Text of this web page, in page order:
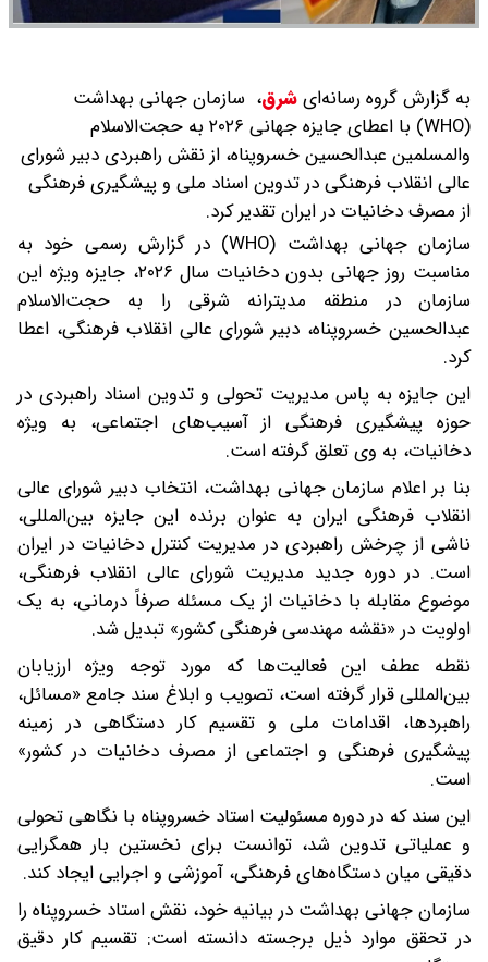
به گزارش گروه رسانه‌ایشرق، سازمان جهانی بهداشت
(WHO) با اعطای جایزه جهانی ۲۰۲۶ به حجت‌الاسلام
والمسلمین عبدالحسین خسروپناه، از نقش راهبردی دبیر شورای
عالی انقلاب فرهنگی در تدوین اسناد ملی و پیشگیری فرهنگی
از مصرف دخانیات در ایران تقدیر کرد.
سازمان جهانی بهداشت (WHO) در گزارش رسمی خود به
مناسبت روز جهانی بدون دخانیات سال ۲۰۲۶، جایزه ویژه این
سازمان در منطقه مدیترانه شرقی را به حجت‌الاسلام
عبدالحسین خسروپناه، دبیر شورای عالی انقلاب فرهنگی، اعطا
کرد.
این جایزه به پاس مدیریت تحولی و تدوین اسناد راهبردی در
حوزه پیشگیری فرهنگی از آسیب‌های اجتماعی، به ویژه
دخانیات، به وی تعلق گرفته است.
بنا بر اعلام سازمان جهانی بهداشت، انتخاب دبیر شورای عالی
انقلاب فرهنگی ایران به عنوان برنده این جایزه بین‌المللی،
ناشی از چرخش راهبردی در مدیریت کنترل دخانیات در ایران
است. در دوره جدید مدیریت شورای عالی انقلاب فرهنگی،
موضوع مقابله با دخانیات از یک مسئله صرفاً درمانی، به یک
اولویت در «نقشه مهندسی فرهنگی کشور» تبدیل شد.
نقطه عطف این فعالیت‌ها که مورد توجه ویژه ارزیابان
بین‌المللی قرار گرفته است، تصویب و ابلاغ سند جامع «مسائل،
راهبردها، اقدامات ملی و تقسیم کار دستگاهی در زمینه
پیشگیری فرهنگی و اجتماعی از مصرف دخانیات در کشور»
است.
این سند که در دوره مسئولیت استاد خسروپناه با نگاهی تحولی
و عملیاتی تدوین شد، توانست برای نخستین بار همگرایی
دقیقی میان دستگاه‌های فرهنگی، آموزشی و اجرایی ایجاد کند.
سازمان جهانی بهداشت در بیانیه خود، نقش استاد خسروپناه را
در تحقق موارد ذیل برجسته دانسته است: تقسیم کار دقیق